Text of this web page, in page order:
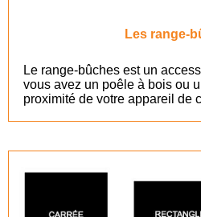
Les range-
Le range-bûches est un
vous avez un poêle à bois ou
proximité de votre appareil de